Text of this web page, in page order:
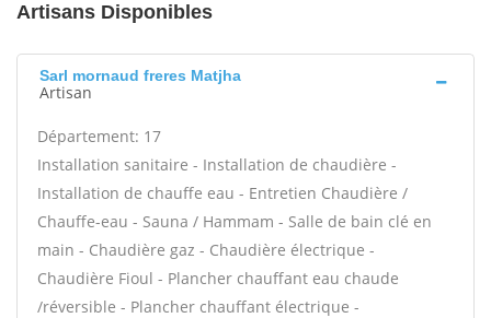
Artisans Disponibles
Sarl mornaud freres Matjha
Artisan
Département: 17
Installation sanitaire - Installation de chaudière -
Installation de chauffe eau - Entretien Chaudière /
Chauffe-eau - Sauna / Hammam - Salle de bain clé en
main - Chaudière gaz - Chaudière électrique -
Chaudière Fioul - Plancher chauffant eau chaude
/réversible - Plancher chauffant électrique -